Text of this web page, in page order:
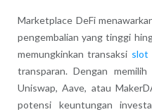
Marketplace DeFi
pengembalian yang tinggi
memungkinkan transaksi slot
transparan. Dengan
Uniswap, Aave, atau
potensi keuntungan